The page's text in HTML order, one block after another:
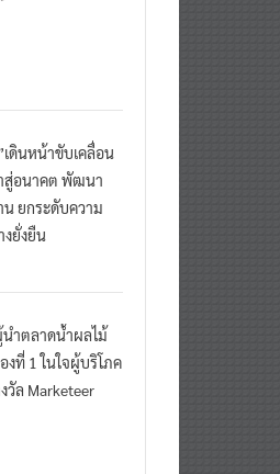
เดินหน้าขับเคลื่อน
สู่อนาคต พัฒนา
น ยกระดับความ
งยั่งยืน
งที่ 1 ในใจผู้บริโภค
วัล Marketeer